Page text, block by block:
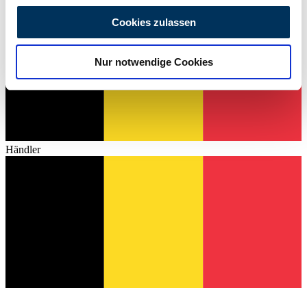
analysieren. Außerdem geben wir Informationen zu Ihrer
Verwendung unserer Website an unsere Partner für
soziale Medien, Werbung und Analysen weiter. Unsere
gesammelt haben.
Cookies zulassen
Nur notwendige Cookies
Händler